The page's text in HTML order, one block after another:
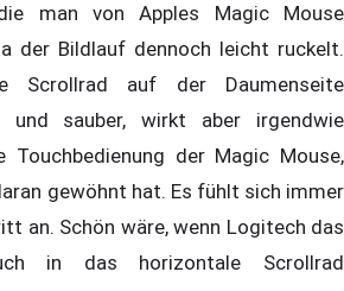
man von Apples Magic Mouse
der Bildlauf dennoch leicht ruckelt.
Scrollrad auf der Daumenseite
sauber, wirkt aber irgendwie
der Magic Mouse,
gewöhnt hat. Es fühlt sich immer
an. Schön wäre, wenn Logitech das
in das horizontale Scrollrad